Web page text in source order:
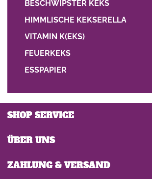
BESCHWIPSTER KEKS
HIMMLISCHE KEKSERELLA
VITAMIN K(EKS)
FEUERKEKS
ESSPAPIER
SHOP SERVICE
ÜBER UNS
ZAHLUNG & VERSAND